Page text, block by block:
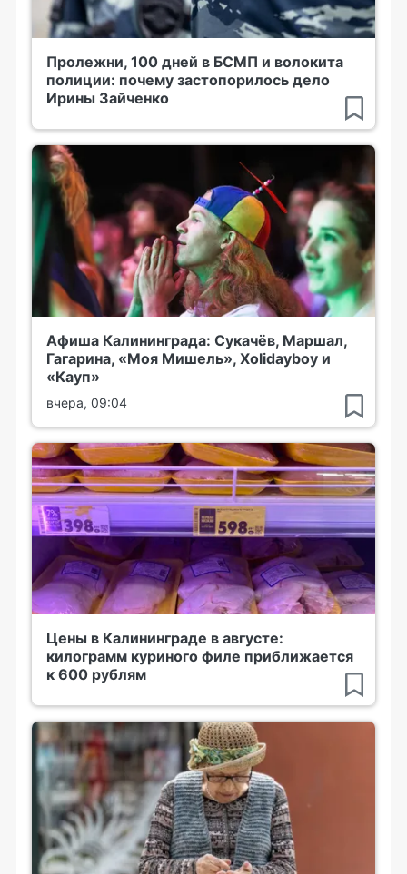
Пролежни, 100 дней в БСМП и волокита
полиции: почему застопорилось дело
Ирины Зайченко
Афиша Калининграда: Сукачёв, Маршал,
Гагарина, «Моя Мишель», Xolidayboy и
«Кауп»
вчера, 09:04
Цены в Калининграде в августе:
килограмм куриного филе приближается
к 600 рублям